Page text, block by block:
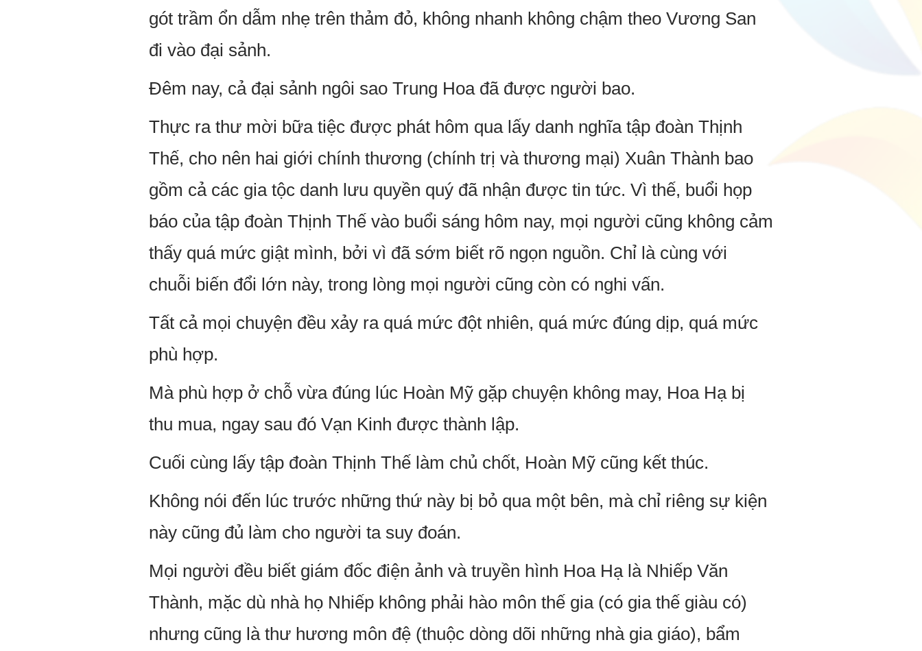
gót trầm ổn dẫm nhẹ trên thảm đỏ, không nhanh không chậm theo Vương San
đi vào đại sảnh.
Đêm nay, cả đại sảnh ngôi sao Trung Hoa đã được người bao.
Thực ra thư mời bữa tiệc được phát hôm qua lấy danh nghĩa tập đoàn Thịnh
Thế, cho nên hai giới chính thương (chính trị và thương mại) Xuân Thành bao
gồm cả các gia tộc danh lưu quyền quý đã nhận được tin tức. Vì thế, buổi họp
báo của tập đoàn Thịnh Thế vào buổi sáng hôm nay, mọi người cũng không cảm
thấy quá mức giật mình, bởi vì đã sớm biết rõ ngọn nguồn. Chỉ là cùng với
chuỗi biến đổi lớn này, trong lòng mọi người cũng còn có nghi vấn.
Tất cả mọi chuyện đều xảy ra quá mức đột nhiên, quá mức đúng dịp, quá mức
phù hợp.
Mà phù hợp ở chỗ vừa đúng lúc Hoàn Mỹ gặp chuyện không may, Hoa Hạ bị
thu mua, ngay sau đó Vạn Kinh được thành lập.
Cuối cùng lấy tập đoàn Thịnh Thế làm chủ chốt, Hoàn Mỹ cũng kết thúc.
Không nói đến lúc trước những thứ này bị bỏ qua một bên, mà chỉ riêng sự kiện
này cũng đủ làm cho người ta suy đoán.
Mọi người đều biết giám đốc điện ảnh và truyền hình Hoa Hạ là Nhiếp Văn
Thành, mặc dù nhà họ Nhiếp không phải hào môn thế gia (có gia thế giàu có)
nhưng cũng là thư hương môn đệ (thuộc dòng dõi những nhà gia giáo), bẩm